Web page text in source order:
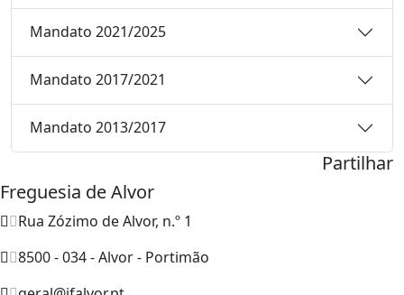
Mandato 2021/2025
Mandato 2017/2021
Mandato 2013/2017
Partilhar
Freguesia de Alvor
Rua Zózimo de Alvor, n.º 1
8500 - 034 - Alvor - Portimão